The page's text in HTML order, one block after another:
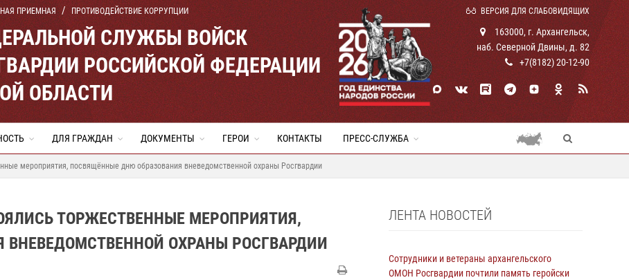
ПРИЕМНАЯ ПРОТИВОДЕЙСТВИЕ КОРРУПЦИИ ВЕРСИЯ ДЛЯ СЛАБОВИДЯЩИХ
СЛУЖБЫ ВОЙСК
РОССИЙСКОЙ ФЕДЕРАЦИИ
ОБЛАСТИ
163000, г. Архангельск,
наб. Северной Двины, д. 82
+7(8182) 20-12-90
ДЛЯ ГРАЖДАН ДОКУМЕНТЫ ГЕРОИ КОНТАКТЫ ПРЕСС-СЛУЖБА
мероприятия, посвящённые дню образования вневедомственной охраны Росгвардии
ТОРЖЕСТВЕННЫЕ МЕРОПРИЯТИЯ,
ОХРАНЫ РОСГВАРДИИ
ЛЕНТА НОВОСТЕЙ
Сотрудники и ветераны архангельского
ОМОН Росгвардии почтили память геройски